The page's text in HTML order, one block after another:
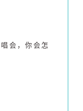
会，你会怎